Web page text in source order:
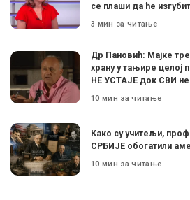
се плаши да ће
3 мин за читање
Др Пановић: Мајке
храну у тањире целој
НЕ УСТАЈЕ док СВИ
10 мин за читање
Како су учитељи,
СРБИЈЕ обогатили
10 мин за читање